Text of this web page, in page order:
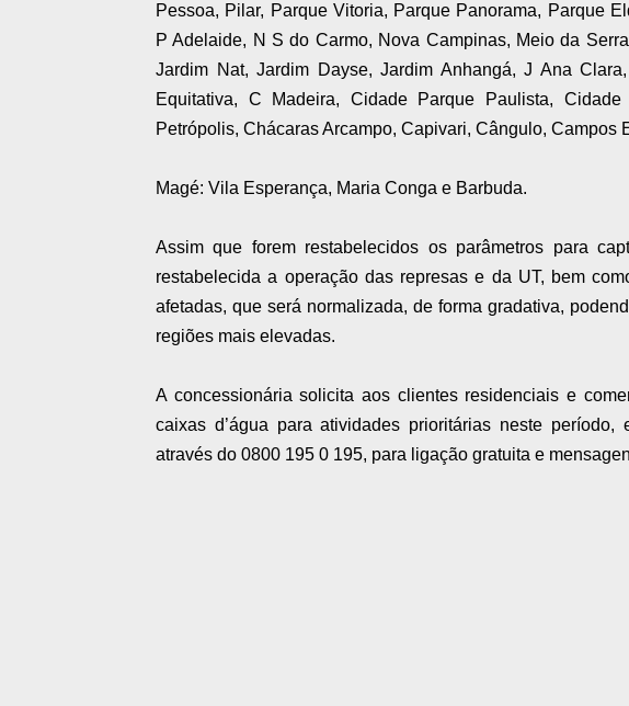
Pessoa, Pilar, Parque Vitoria, Parque Panorama, Parque
P Adelaide, N S do Carmo, Nova Campinas, Meio da
Jardim Nat, Jardim Dayse, Jardim Anhangá, J Ana
Equitativa, C Madeira, Cidade Parque Paulista,
Petrópolis, Chácaras Arcampo, Capivari, Cângulo, Campos
Magé: Vila Esperança, Maria Conga e Barbuda.
Assim que forem restabelecidos os parâmetros para
restabelecida a operação das represas e da UT, bem
afetadas, que será normalizada, de forma gradativa,
regiões mais elevadas.
A concessionária solicita aos clientes residenciais e
caixas d’água para atividades prioritárias neste
através do 0800 195 0 195, para ligação gratuita e